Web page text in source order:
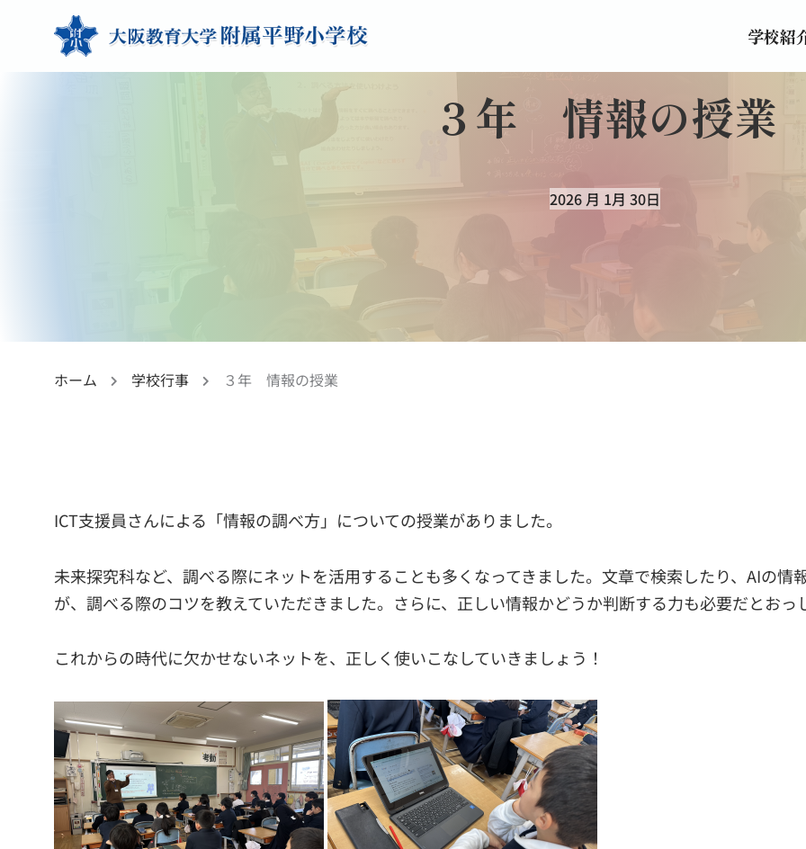
学校紹
学校紹
３年 情報の授業
2026 月 1月 30日
ホーム 学校行事 ３年 情報の授業
ICT支援員さんによる「情報の調べ方」についての授業がありました。
未来探究科など、調べる際にネットを活用することも多くなってきました。文章で検索したり、AIの情
が、調べる際のコツを教えていただきました。さらに、正しい情報かどうか判断する力も必要だとおっ
これからの時代に欠かせないネットを、正しく使いこなしていきましょう！